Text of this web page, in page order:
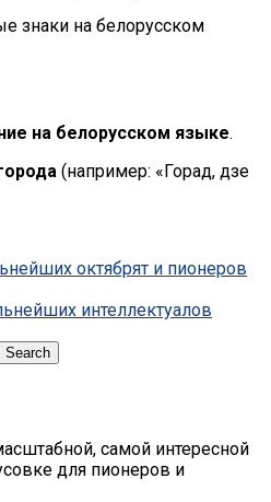
знаки на белорусском
на белорусском языке.
(например: «Горад, дзе
октябрят и пионеров
интеллектуалов
самой интересной
для пионеров и